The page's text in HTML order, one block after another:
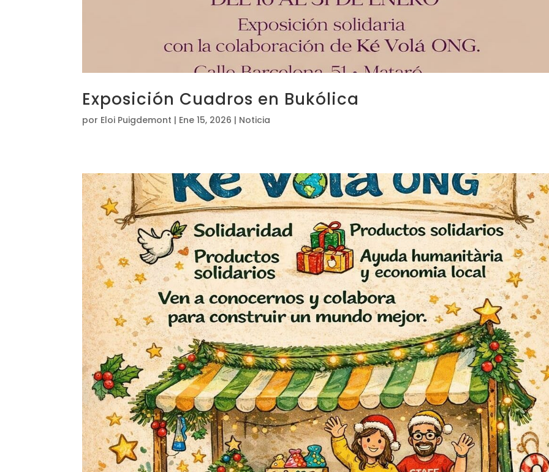
Exposición Cuadros en Bukólica
por Eloi Puigdemont | Ene 15, 2026 | Noticia